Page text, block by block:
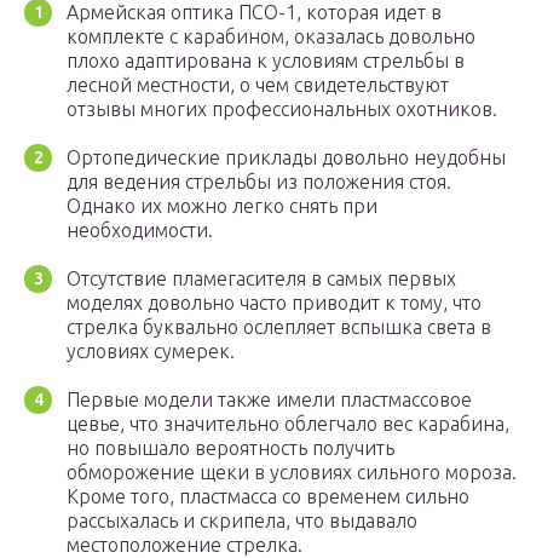
Армейская оптика ПСО-1, которая идет в
комплекте с карабином, оказалась довольно
плохо адаптирована к условиям стрельбы в
лесной местности, о чем свидетельствуют
отзывы многих профессиональных охотников.
Ортопедические приклады довольно неудобны
для ведения стрельбы из положения стоя.
Однако их можно легко снять при
необходимости.
Отсутствие пламегасителя в самых первых
моделях довольно часто приводит к тому, что
стрелка буквально ослепляет вспышка света в
условиях сумерек.
Первые модели также имели пластмассовое
цевье, что значительно облегчало вес карабина,
но повышало вероятность получить
обморожение щеки в условиях сильного мороза.
Кроме того, пластмасса со временем сильно
рассыхалась и скрипела, что выдавало
местоположение стрелка.